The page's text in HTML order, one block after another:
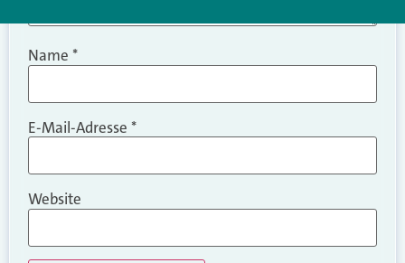
Name *
E-Mail-Adresse *
Website